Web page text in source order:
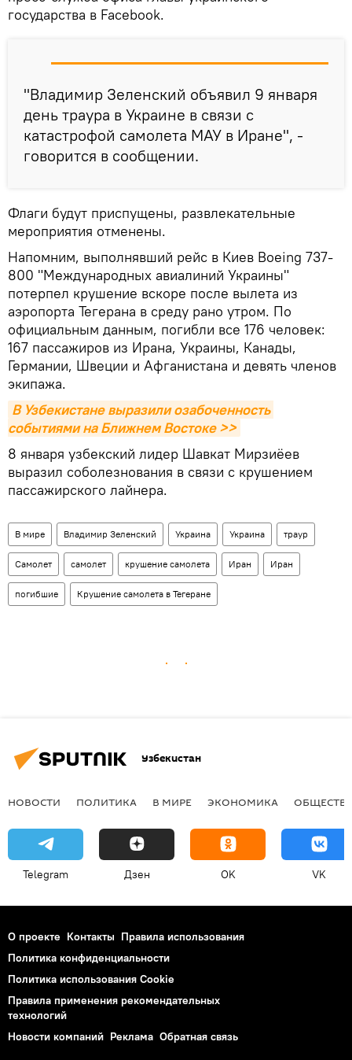
государства в Facebook.
"Владимир Зеленский объявил 9 января
день траура в Украине в связи с
катастрофой самолета МАУ в Иране", -
говорится в сообщении.
Флаги будут приспущены, развлекательные
мероприятия отменены.
Напомним, выполнявший рейс в Киев Boeing 737-
800 "Международных авиалиний Украины"
потерпел крушение вскоре после вылета из
аэропорта Тегерана в среду рано утром. По
официальным данным, погибли все 176 человек:
167 пассажиров из Ирана, Украины, Канады,
Германии, Швеции и Афганистана и девять членов
экипажа.
В Узбекистане выразили озабоченность
событиями на Ближнем Востоке >>
8 января узбекский лидер Шавкат Мирзиёев
выразил соболезнования в связи с крушением
пассажирского лайнера.
В мире Владимир Зеленский Украина Украина траур
Самолет самолет крушение самолета Иран Иран
погибшие Крушение самолета в Тегеране
Узбекистан
НОВОСТИ ПОЛИТИКА В МИРЕ ЭКОНОМИКА
Telegram Дзен OK VK
О проекте Контакты Правила использования
Политика конфиденциальности
Политика использования Cookie
Правила применения рекомендательных
технологий
Новости компаний Реклама Обратная связь